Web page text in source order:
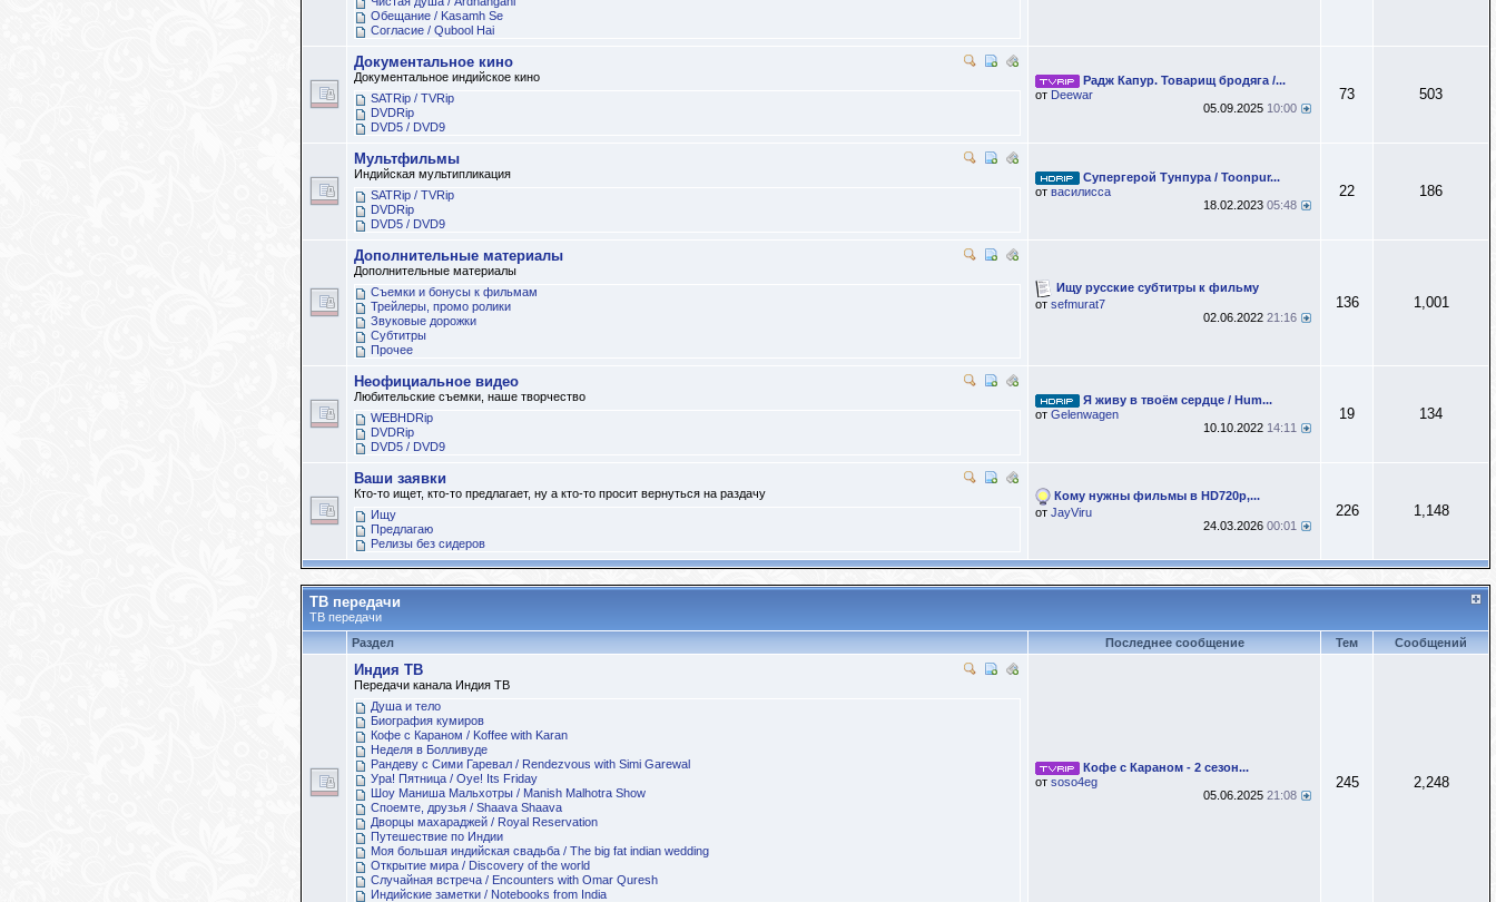
Обещание / Kasamh Se
Согласие / Qubool Hai
Документальное кино
Документальное индийское кино
SATRip / TVRip
DVDRip
DVD5 / DVD9
Радж Капур. Товарищ бродяга /...
от Deewar
05.09.2025 10:00
73 503
Мультфильмы
Индийская мультипликация
SATRip / TVRip
DVDRip
DVD5 / DVD9
Супергерой Тунпура / Toonpur...
от василисса
18.02.2023 05:48
22 186
Дополнительные материалы
Дополнительные материалы
Съемки и бонусы к фильмам
Трейлеры, промо ролики
Звуковые дорожки
Субтитры
Прочее
Ищу русские субтитры к фильму
от sefmurat7
02.06.2022 21:16
136 1,001
Неофициальное видео
Любительские съемки, наше творчество
WEBHDRip
DVDRip
DVD5 / DVD9
Я живу в твоём сердце / Hum...
от Gelenwagen
10.10.2022 14:11
19 134
Ваши заявки
Кто-то ищет, кто-то предлагает, ну а кто-то просит вернуться на раздачу
Ищу
Предлагаю
Релизы без сидеров
Кому нужны фильмы в HD720р,...
от JayViru
24.03.2026 00:01
226 1,148
ТВ передачи
ТВ передачи
Раздел
Последнее сообщение Тем Сообщений
Индия ТВ
Передачи канала Индия ТВ
Душа и тело
Биография кумиров
Кофе с Караном / Koffee with Karan
Неделя в Болливуде
Рандеву с Сими Гаревал / Rendezvous with Simi Garewal
Ура! Пятница / Oye! Its Friday
Шоу Маниша Мальхотры / Manish Malhotra Show
Споемте, друзья / Shaava Shaava
Дворцы махараджей / Royal Reservation
Путешествие по Индии
Моя большая индийская свадьба / The big fat indian wedding
Открытие мира / Discovery of the world
Случайная встреча / Encounters with Omar Quresh
Индийские заметки / Notebooks from India
Кофе с Караном - 2 сезон...
от soso4eg
05.06.2025 21:08
245 2,248